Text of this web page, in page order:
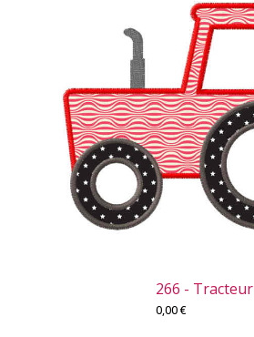
266 - Tracteur
0,00€